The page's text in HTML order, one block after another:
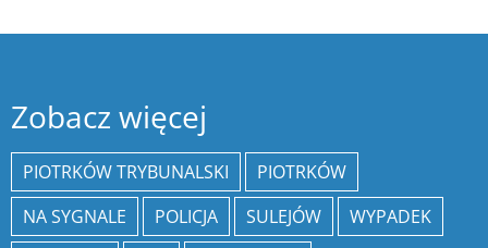
Zobacz więcej
PIOTRKÓW TRYBUNALSKI
PIOTRKÓW
NA SYGNALE
POLICJA SULEJÓW
WYPADEK